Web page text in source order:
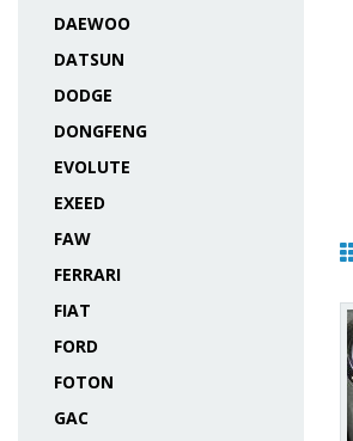
DAEWOO
DATSUN
DODGE
DONGFENG
EVOLUTE
EXEED
FAW
FERRARI
FIAT
FORD
FOTON
GAC